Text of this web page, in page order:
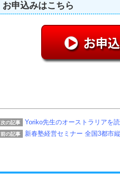
お申込みはこちら
次の記事 Yoriko先生のオーストラリアを
前の記事 新春塾経営セミナー 全国3都市